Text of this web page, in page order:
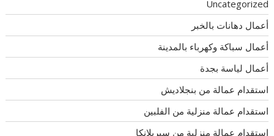
Uncategorized
أعمال دهانات بالخبر
أعمال سباكة وكهرباء بالمدينة
أعمال لياسة بجدة
استقدام عمالة من بنجلاديش
استقدام عمالة منزلية من الفلبين
استقدام عمالة منزلية من سيريلانكا